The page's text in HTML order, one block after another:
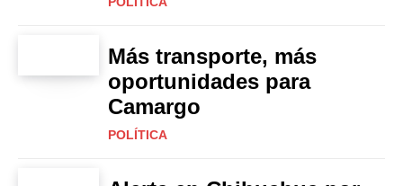
Más transporte, más
oportunidades para
Camargo
POLÍTICA